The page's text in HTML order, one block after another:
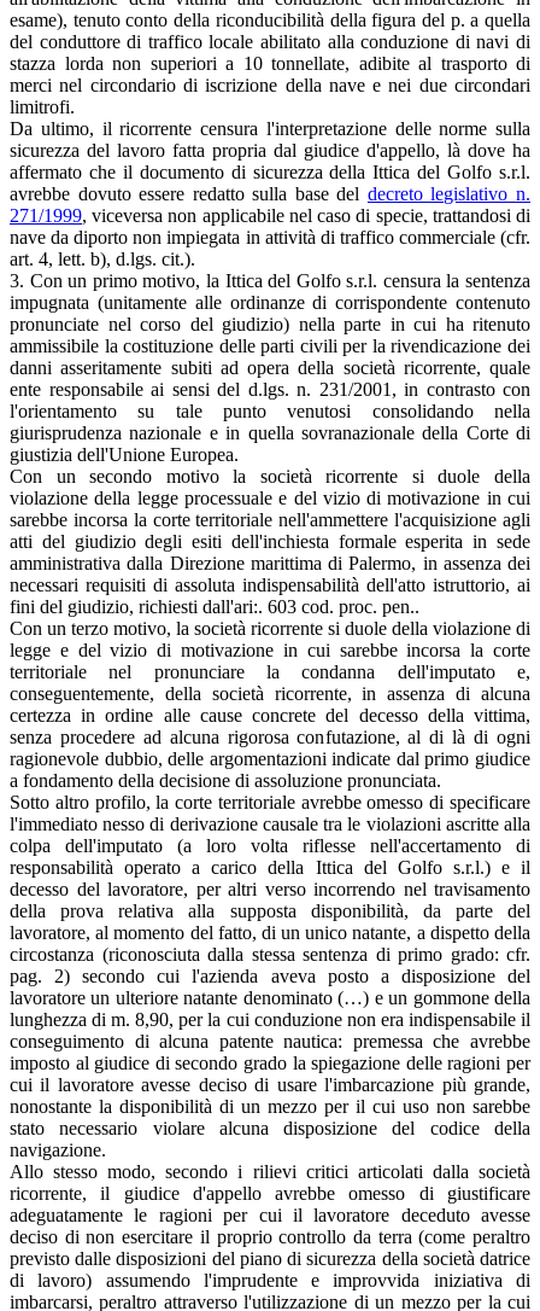
esame), tenuto conto della riconducibilità della figura del p. a quella
del conduttore di traffico locale abilitato alla conduzione di navi di
stazza lorda non superiori a 10 tonnellate, adibite al trasporto di
merci nel circondario di iscrizione della nave e nei due circondari
limitrofi.
Da ultimo, il ricorrente censura l'interpretazione delle norme sulla
sicurezza del lavoro fatta propria dal giudice d'appello, là dove ha
affermato che il documento di sicurezza della Ittica del Golfo s.r.l.
avrebbe dovuto essere redatto sulla base del decreto legislativo n.
271/1999, viceversa non applicabile nel caso di specie, trattandosi di
nave da diporto non impiegata in attività di traffico commerciale (cfr.
art. 4, lett. b), d.lgs. cit.).
3. Con un primo motivo, la Ittica del Golfo s.r.l. censura la sentenza
impugnata (unitamente alle ordinanze di corrispondente contenuto
pronunciate nel corso del giudizio) nella parte in cui ha ritenuto
ammissibile la costituzione delle parti civili per la rivendicazione dei
danni asseritamente subiti ad opera della società ricorrente, quale
ente responsabile ai sensi del d.lgs. n. 231/2001, in contrasto con
l'orientamento su tale punto venutosi consolidando nella
giurisprudenza nazionale e in quella sovranazionale della Corte di
giustizia dell'Unione Europea.
Con un secondo motivo la società ricorrente si duole della
violazione della legge processuale e del vizio di motivazione in cui
sarebbe incorsa la corte territoriale nell'ammettere l'acquisizione agli
atti del giudizio degli esiti dell'inchiesta formale esperita in sede
amministrativa dalla Direzione marittima di Palermo, in assenza dei
necessari requisiti di assoluta indispensabilità dell'atto istruttorio, ai
fini del giudizio, richiesti dall'ari:. 603 cod. proc. pen..
Con un terzo motivo, la società ricorrente si duole della violazione di
legge e del vizio di motivazione in cui sarebbe incorsa la corte
territoriale nel pronunciare la condanna dell'imputato e,
conseguentemente, della società ricorrente, in assenza di alcuna
certezza in ordine alle cause concrete del decesso della vittima,
senza procedere ad alcuna rigorosa confutazione, al di là di ogni
ragionevole dubbio, delle argomentazioni indicate dal primo giudice
a fondamento della decisione di assoluzione pronunciata.
Sotto altro profilo, la corte territoriale avrebbe omesso di specificare
l'immediato nesso di derivazione causale tra le violazioni ascritte alla
colpa dell'imputato (a loro volta riflesse nell'accertamento di
responsabilità operato a carico della Ittica del Golfo s.r.l.) e il
decesso del lavoratore, per altri verso incorrendo nel travisamento
della prova relativa alla supposta disponibilità, da parte del
lavoratore, al momento del fatto, di un unico natante, a dispetto della
circostanza (riconosciuta dalla stessa sentenza di primo grado: cfr.
pag. 2) secondo cui l'azienda aveva posto a disposizione del
lavoratore un ulteriore natante denominato (…) e un gommone della
lunghezza di m. 8,90, per la cui conduzione non era indispensabile il
conseguimento di alcuna patente nautica: premessa che avrebbe
imposto al giudice di secondo grado la spiegazione delle ragioni per
cui il lavoratore avesse deciso di usare l'imbarcazione più grande,
nonostante la disponibilità di un mezzo per il cui uso non sarebbe
stato necessario violare alcuna disposizione del codice della
navigazione.
Allo stesso modo, secondo i rilievi critici articolati dalla società
ricorrente, il giudice d'appello avrebbe omesso di giustificare
adeguatamente le ragioni per cui il lavoratore deceduto avesse
deciso di non esercitare il proprio controllo da terra (come peraltro
previsto dalle disposizioni del piano di sicurezza della società datrice
di lavoro) assumendo l'imprudente e improvvida iniziativa di
imbarcarsi, peraltro attraverso l'utilizzazione di un mezzo per la cui